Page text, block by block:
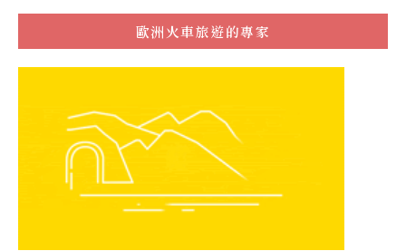
歐洲火車旅遊的專家